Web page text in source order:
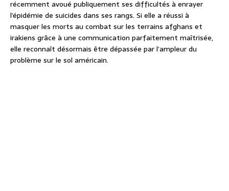
récemment avoué publiquement ses difficultés à enrayer
l’épidémie de suicides dans ses rangs. Si elle a réussi à
masquer les morts au combat sur les terrains afghans et
irakiens grâce à une communication parfaitement maîtrisée,
elle reconnaît désormais être dépassée par l’ampleur du
problème sur le sol américain.